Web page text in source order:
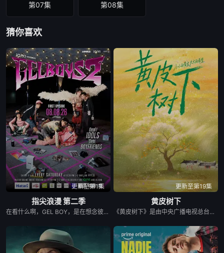
第07集 第08集
猜你喜欢
更新至第1集
指尖浪漫 第二季
在看什么啊，GEL BOY，是在想念彼此吗？ 当两对情侣—— ‘CHIAN（Pipe Monthapoom）’ - ‘FOU4MOD（New Chayapak）’ 以及 ‘BAABIN（PJ Mahidol）’ - ‘BUA（Leon Zeck）’ 公开宣布关系、正式出柜、确认恋爱之后 他们变成了自己偶像的“头号粉丝”，甚至可以说是“追星式恋人”（fanboy/fangirl自己的对象） 但如果只是“追男/女朋友”还算好，问题是他们居然也在追别的艺人—— 那谁才会在他们心里回归时成为“第一本命（main）”呢？ 同时介绍‘GELZ（Pheem Weerawit）’ - ‘BABY（Mai Nattapat）’ 这对搭档将制造“粉黑大战级别”的混乱，时间线彻底爆炸 真CP、假CP（船/同人CP）全部搅在一起 准备迎接 iQIYI 原创系列爱情剧《GEL...
更新至第19集
黄皮树下
《黄皮树下》是由中央广播电视总台农业农村节目中心联合中共郁南县委、郁南县人民政府共同拍摄的20集乡村振兴主题剧集。该剧聚焦都市青年返乡主题，以女主角黄小希（演员宋昕冉饰）从大城市返回家乡郁南后的治愈之旅为主线，深度融入郁南无核黄皮、国家级非物质文化遗产“禾楼舞”、岭南古建筑、西江文化等特色地域元素。